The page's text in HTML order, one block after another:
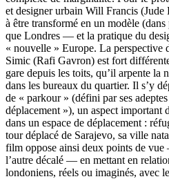
et designer urbain Will Francis (Jude
à être transformé en un modèle
que Londres — et la pratique du
« nouvelle » Europe. La
Simic (Rafi Gavron) est fort
gare depuis les toits, qu’il arpente la
dans les bureaux du quartier. Il s’y
de « parkour » (défini par ses
déplacement »), un aspect
dans un espace de déplacement :
tour déplacé de Sarajevo, sa ville
film oppose ainsi deux points de vue
l’autre décalé — en mettant en
londoniens, réels ou imaginés, avec